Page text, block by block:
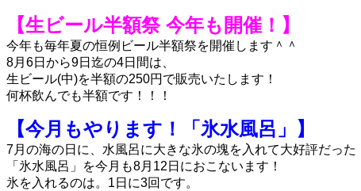
【生ビール半額祭 今年も開催！】
今年も毎年夏の恒例ビール半額祭を開催します＾＾
8月6日から9日迄の4日間は、
生ビール(中)を半額の250円で販売いたします！
何杯飲んでも半額です！！！
【今月もやります！「氷水風呂」】
7月の海の日に、水風呂に大きな氷の塊を入れて大好評だった
「氷水風呂」を今月も8月12日におこないます！
氷を入れるのは。1日に3回です。